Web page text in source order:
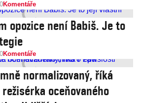
Komentáře
opozice není Babiš. Je to
Komentáře
normalizovaný, říká
oceňovaného